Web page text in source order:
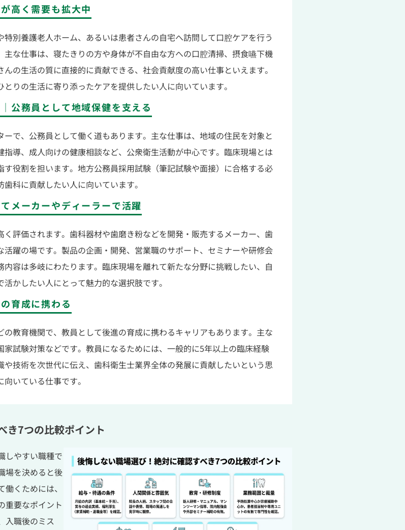
高く需要も拡大中
別養護老人ホーム、あるいは患者さんの自宅へ訪問して口腔ケアを行う
な仕事は、寝たきりの方や身体が不自由な方への口腔清掃、摂食嚥下機
の生活の質に直接的に貢献できる、社会貢献度の高い仕事といえます。
りの生活に寄り添ったケアを提供したい人に向いています。
公務員として地域保健を支える
で、公務員として働く道もあります。主な仕事は、地域の住民を対象と
導、成人向けの健康相談など、公衆衛生活動が中心です。臨床現場とは
役割を担います。地方公務員採用試験（筆記試験や面接）に合格する必
科に貢献したい人に向いています。
メーカーやディーラーで活躍
評価されます。歯科器材や歯磨き粉などを開発・販売するメーカー、歯
躍の場です。製品の企画・開発、営業職のサポート、セミナーや研修会
容は多岐にわたります。臨床現場を離れて新たな分野に挑戦したい、自
かしたい人にとって魅力的な選択肢です。
育成に携わる
教育機関で、教員として後進の育成に携わるキャリアもあります。主な
試験対策などです。教員になるためには、一般的に5年以上の臨床経験
技術を次世代に伝え、歯科衛生士業界全体の発展に貢献したいという思
いている仕事です。
き7つの比較ポイント
しやすい職種で
場を決めると後
くためには、
重要なポイント
入職後のミス